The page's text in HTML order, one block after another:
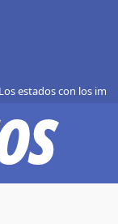
Los estados con los